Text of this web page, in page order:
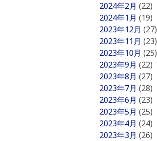
2024年2月 (22)
2024年1月 (19)
2023年12月 (27)
2023年11月 (23)
2023年10月 (25)
2023年9月 (22)
2023年8月 (27)
2023年7月 (28)
2023年6月 (23)
2023年5月 (25)
2023年4月 (24)
2023年3月 (26)